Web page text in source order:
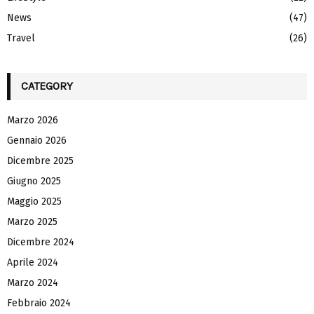
News
(47)
Travel
(26)
CATEGORY
Marzo 2026
Gennaio 2026
Dicembre 2025
Giugno 2025
Maggio 2025
Marzo 2025
Dicembre 2024
Aprile 2024
Marzo 2024
Febbraio 2024